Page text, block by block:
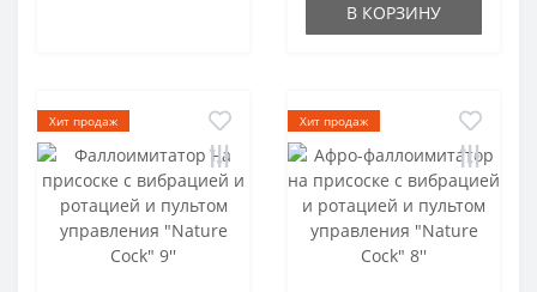
В КОРЗИНУ
Хит продаж Хит продаж